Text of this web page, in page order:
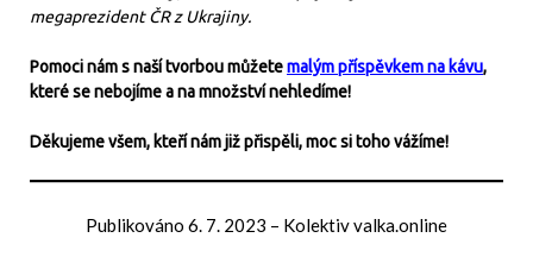
megaprezident ČR z Ukrajiny.
Pomoci nám s naší tvorbou můžetemalým příspěvkem na kávu,
které se nebojíme a na množství nehledíme!
Děkujeme všem, kteří nám již přispěli, moc si toho vážíme!
Publikováno 6. 7. 2023 – Kolektiv valka.online